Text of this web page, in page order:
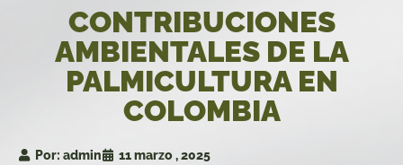
CONTRIBUCIONES
AMBIENTALES DE LA
PALMICULTURA EN
COLOMBIA
Por: admin 11 marzo , 2025